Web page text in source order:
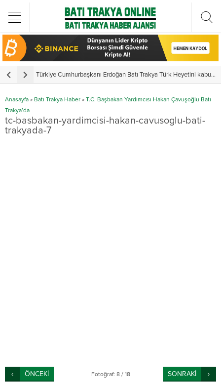
Türkiye Cumhurbaşkanı Erdoğan Batı Trakya Türk Heyetini kabul etti
Anasayfa » Batı Trakya Haber » T.C. Başbakan Yardımcısı Hakan Çavuşoğlu Batı
Trakya’da
tc-basbakan-yardimcisi-hakan-cavusoglu-bati-
trakyada-7
ÖNCEKİ Fotoğraf: 8 / 18 SONRAKİ